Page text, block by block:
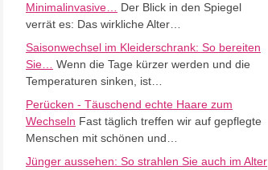
Minimalinvasive…
Der Blick in den Spiegel
verrät es: Das wirkliche Alter…
Saisonwechsel im Kleiderschrank: So bereiten
Sie…
Wenn die Tage kürzer werden und die
Temperaturen sinken, ist…
Perücken - Täuschend echte Haare zum
Wechseln Fast täglich treffen wir auf gepflegte
Menschen mit schönen und…
Jünger aussehen: So strahlen Sie auch im Alter